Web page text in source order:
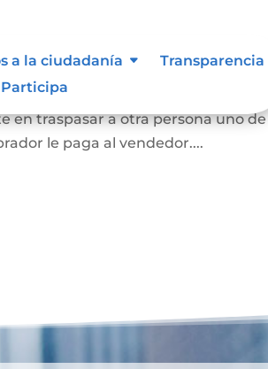
a la ciudadanía
Transparencia
Participa
de una casa, lote sin
en traspasar a otra persona uno de
le paga al vendedor....